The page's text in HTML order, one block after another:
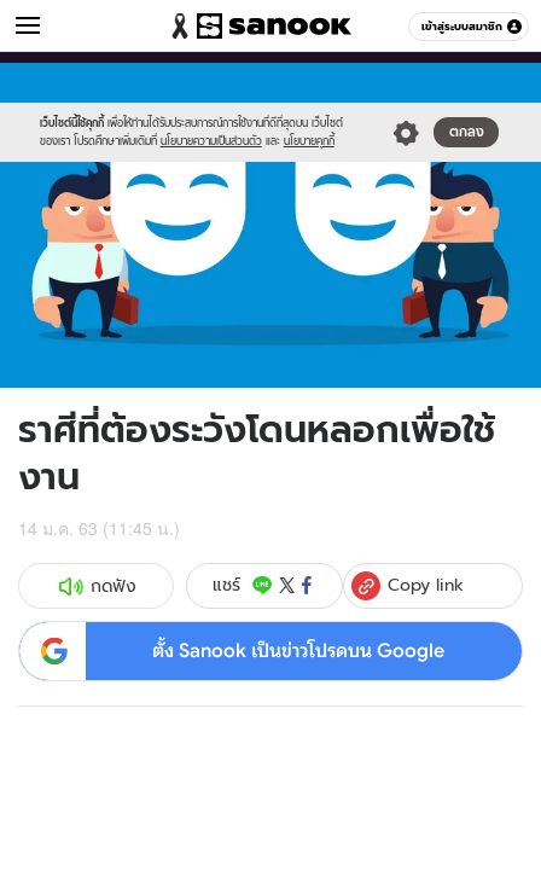
เข้าสู่ระบบสมาชิก
ดูดวง หมวดอื่นๆ
เว็บไซต์นี้ใช้คุกกี้ เพื่อให้ท่านได้รับประสบการณ์การใช้งานที่ดีที่สุดบน เว็บไซต์
ของเรา โปรดศึกษาเพิ่มเติมที่ นโยบายความเป็นส่วนตัว และ นโยบายคุกกี้
ตกลง
new-
sanook.png
ราศีที่ต้องระวังโดนหลอกเพื่อใช้
งาน
14 ม.ค. 63 (11:45 น.)
กดฟัง แชร์ Copy link
ตั้ง Sanook เป็นข่าวโปรดบน Google